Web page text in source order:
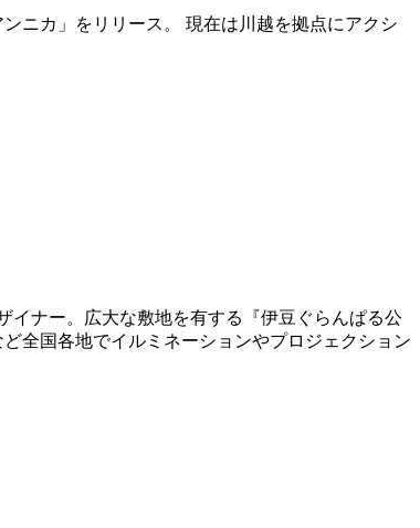
ニカ」をリリース。 現在は川越を拠点にアクシ
イナー。広大な敷地を有する『伊豆ぐらんぱる公
全国各地でイルミネーションやプロジェクション